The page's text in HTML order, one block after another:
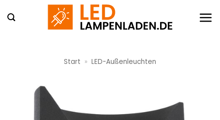
Inhalt
Start » LED-Außenleuchten